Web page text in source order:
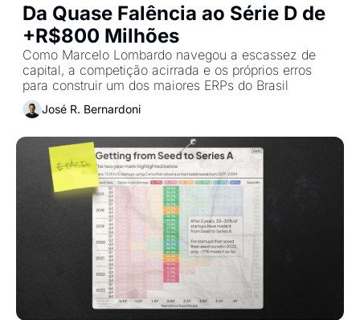
Da Quase Falência ao Série D de
+R$800 Milhões
Como Marcelo Lombardo navegou a escassez de
capital, a competição acirrada e os próprios erros
para construir um dos maiores ERPs do Brasil
José R. Bernardoni